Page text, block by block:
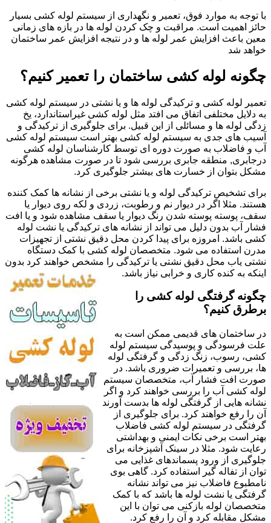
با توجه به موارد فوق، تعمیر و نگهداری از سیستم لوله کشی بسیار
حائز اهمیت است. مراقبت و چک کردن لوله ها در بازه های زمانی
معین باعث افزایش عمر لوله ها و در نتیجه افزایش عمر ساختمان
خواهد شد
چگونه لوله کشی ساختمان را تعمیر کنیم؟
تعمیر لوله کشی و ترکیدگی لوله ها و یا نشتی در سیستم لوله کشی
به دلایل مختلفی اتفاق می افتد مثل لوله کشی غیراستاندارد، یخ
زدگی لوله ها و مسائلی از این قبیل. برای جلوگیری از ترکیدگی و
آسیب های جدی به سیستم لوله کشی بهتر است سیستم لوله کشی
آب و فاضلاب به صورت دوره ای توسط کارشناسان لوله کشی
درجابری, منطقه جابری بررسی شود تا در صورت مشاهده هرگونه
مشکل بتوان از خسارت های بیشتر جلوگیری کرد.
برای تشخیص ترکیدگی لوله و یا نشتی برخی از نشانه ها کمک کننده
هستند. مثلا اگر در دیوار نم و رطوبت، زردی و لکه روی دیوار یا
سقف، پوسته پوسته شدن رنگ دیوار یا سقف مشاهده شود و یا افت
فشار آب بدون دلیل می تواند از نشانه های ترکیدگی یا نشت لوله
کشی باشد. امروزه برای پیدا کردن محل دقیق نشتی از تجهیزات
مدرن استفاده می شود. متخصصان لوله کشی با کمک دستگاه
نشتی یاب محل دقیق نشتی یا ترکیدگی را مشخص خواهند کرد بدون
اینکه به کنده کاری و خرابی نیاز باشد.
چگونه گرفتگی لوله کشی را
برطرق کنیم؟
در ساختمان های قدیمی ممکن است به
علت فرسودگی و پوسیدگی سیستم لوله
کشی، رسوب، زنگ زدگی و گرفتگی لوله
ها، بررسی و تعمیرات ضروری باشد. در
صورت افت فشار آب، متخصصان سیستم
لوله کشی آب را بررسی خواهند کرد و اگر
نشانه هایی از گرفتگی لوله ها بدست آورند
آن را رفع خواهند کرد. برای جلوگیری از
گرفتگی در سیستم لوله کشی فاضلاب
بهتر است برخی نکات ایمنی و بهداشتی
رعایت شود. مثلا در سینک آشپزخانه برای
جلوگیری از ورود پسماندهای غذایی می
توان از تفاله گیر استفاده کرد. گاهی بوی
نامطبوع فاضلاب نیز می تواند نشانه
گرفتگی یا نشت لوله ها باشد که با کمک
متخصصان لوله بازکنی می توان با این
مشکل مقابله کرد و آن را رفع کرد.